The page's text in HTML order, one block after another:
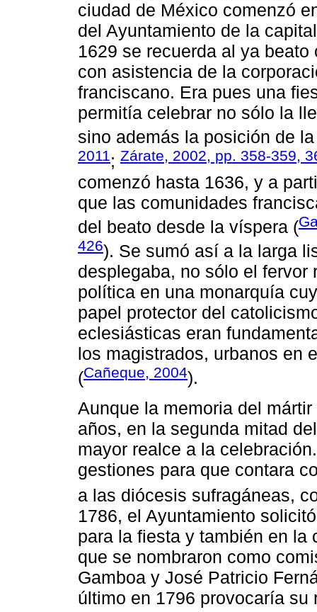
ciudad de México comenzó
del Ayuntamiento de la
1629 se recuerda al ya
con asistencia de la
franciscano. Era pues una
permitía celebrar no sólo la
sino además la posición de
2011; Zárate, 2002, pp. 358-359,
comenzó hasta 1636, y a
que las comunidades
del beato desde la víspera (
426). Se sumó así a la larga
desplegaba, no sólo el
política en una monarquía
papel protector del
eclesiásticas eran
los magistrados, urbanos en
(Cañeque, 2004).
Aunque la memoria del
años, en la segunda mitad
mayor realce a la
gestiones para que contara
a las diócesis sufragáneas,
1786, el Ayuntamiento
para la fiesta y también en la
que se nombraron como
Gamboa y José Patricio
último en 1796 provocaría